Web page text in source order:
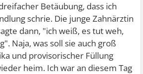
Betäubung, dass ich
schrie. Die junge Zahnärztin
dann, "ich weiß, es tut weh,
Naja, was soll sie auch groß
und provisorischer Füllung
heim. Ich war an diesem Tag